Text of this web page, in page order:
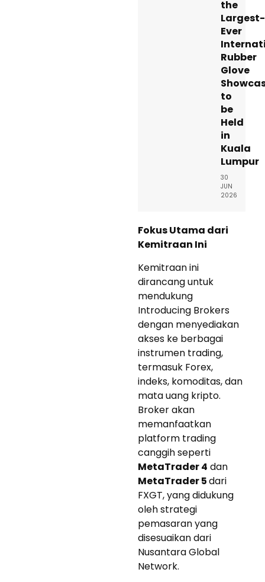
the
Largest-
Ever
Rubber
Glove
to
be
Held
in
Kuala
Lumpur
30
JUN
2026
Fokus Utama dari
Kemitraan Ini
Kemitraan ini
dirancang untuk
mendukung
Introducing Brokers
dengan menyediakan
akses ke berbagai
instrumen trading,
termasuk Forex,
indeks, komoditas, dan
mata uang kripto.
Broker akan
memanfaatkan
platform trading
canggih seperti
MetaTrader 4 dan
MetaTrader 5dari
FXGT, yang didukung
oleh strategi
pemasaran yang
disesuaikan dari
Nusantara Global
Network.